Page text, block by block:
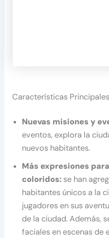
Características Principales
Nuevas misiones y
eventos, explora la
nuevos habitantes.
Más expresiones
coloridos: se han
habitantes únicos a la
jugadores en sus
de la ciudad. Además,
faciales en escenas de